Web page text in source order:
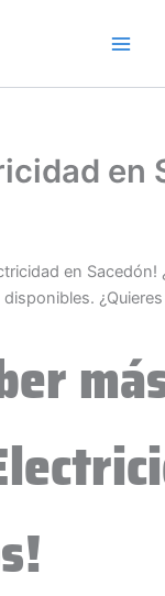
en
en
disponibles.